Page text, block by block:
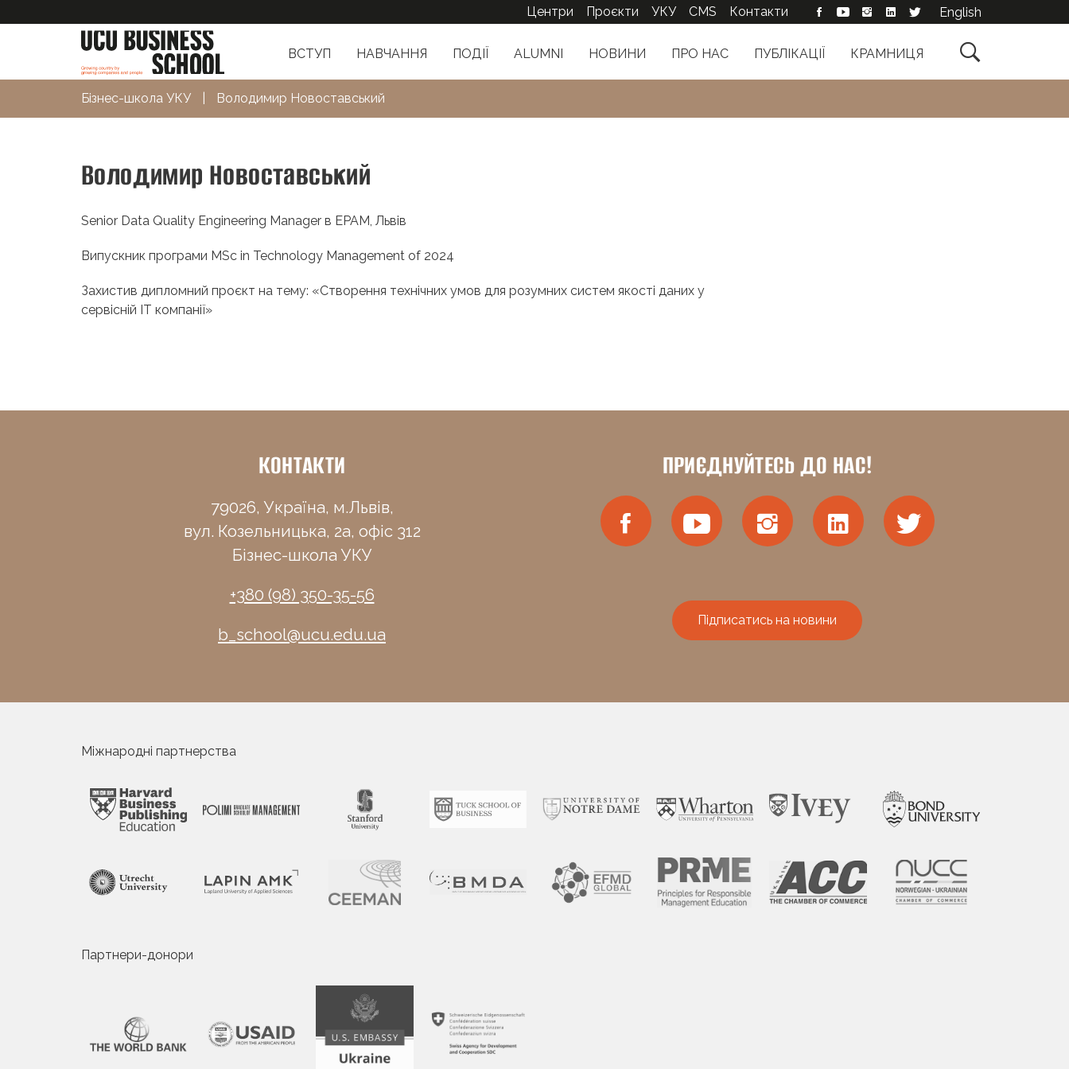

ВСТУП НАВЧАННЯ ПОДІЇ ALUMNI НОВИНИ ПРО НАС ПУБЛІКАЦІЇ КРАМНИЦЯ
Центри Проєкти УКУ CMS Контакти English
Бізнес-школа УКУ Володимир Новоставський
Володимир Новоставський
Senior Data Quality Engineering Manager в EPAM, Львів
Випускник програми MSc in Technology Management of 2024
Захистив дипломний проєкт на тему: «Створення технічних умов для розумних систем якості даних у
сервісній ІТ компанії»
КОНТАКТИ
79026, Україна, м.Львів,
вул. Козельницька, 2а, офіс 312
Бізнес-школа УКУ
+380 (98) 350-35-56
b_school@ucu.edu.ua
ПРИЄДНУЙТЕСЬ ДО НАС!
Підписатись на новини
Міжнародні партнерства
Партнери-донори